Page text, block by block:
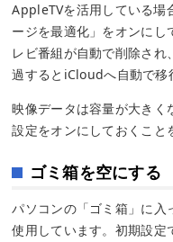
AppleTVを活用している場
ージを最適化」をオンにし
レビ番組が自動で削除さ
過するとiCloudへ自動で移
映像データは容量が大きく
設定をオンにしておくこと
ゴミ箱を空にする
パソコンの「ゴミ箱」に入
使用しています。初期設定